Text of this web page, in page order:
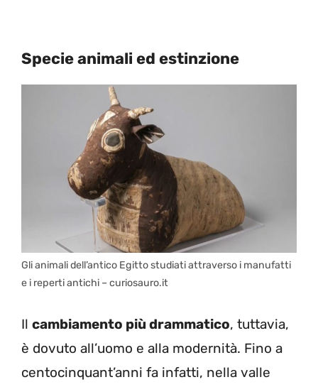
Specie animali ed estinzione
Gli animali dell’antico Egitto studiati attraverso i manufatti
e i reperti antichi – curiosauro.it
Il cambiamento più drammatico, tuttavia,
è dovuto all’uomo e alla modernità. Fino a
centocinquant’anni fa infatti, nella valle